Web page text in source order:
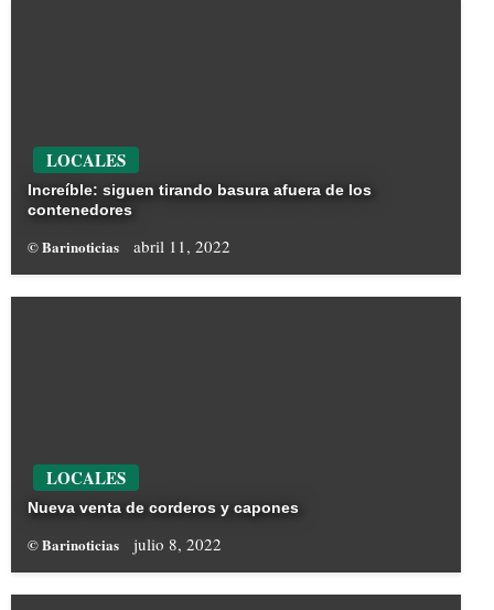
LOCALES
Increíble: siguen tirando basura afuera de los
contenedores
© Barinoticias abril 11, 2022
LOCALES
Nueva venta de corderos y capones
© Barinoticias julio 8, 2022